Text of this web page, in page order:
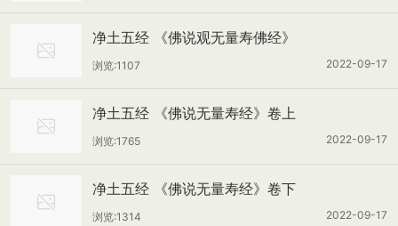
净土五经 《佛说观无量寿佛经》
2022-09-17
浏览:1107
净土五经 《佛说无量寿经》卷上
2022-09-17
浏览:1765
净土五经 《佛说无量寿经》卷下
2022-09-17
浏览:1314